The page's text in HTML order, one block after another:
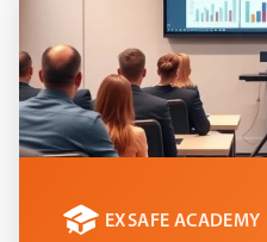
EXSAFE ACADEMY